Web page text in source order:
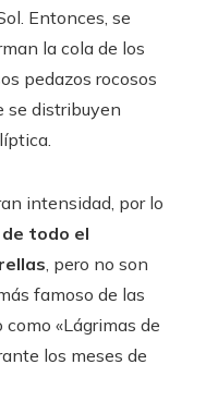
Entonces, se
la cola de los
pedazos rocosos
se distribuyen
intensidad, por lo
todo el
, pero no son
famoso de las
«Lágrimas de
los meses de